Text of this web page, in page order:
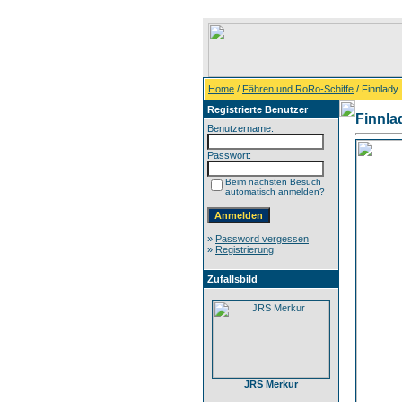
Home / Fähren und RoRo-Schiffe / Finnlady
Registrierte Benutzer
Benutzername:
Passwort:
Beim nächsten Besuch
automatisch anmelden?
» Password vergessen
» Registrierung
Zufallsbild
JRS Merkur